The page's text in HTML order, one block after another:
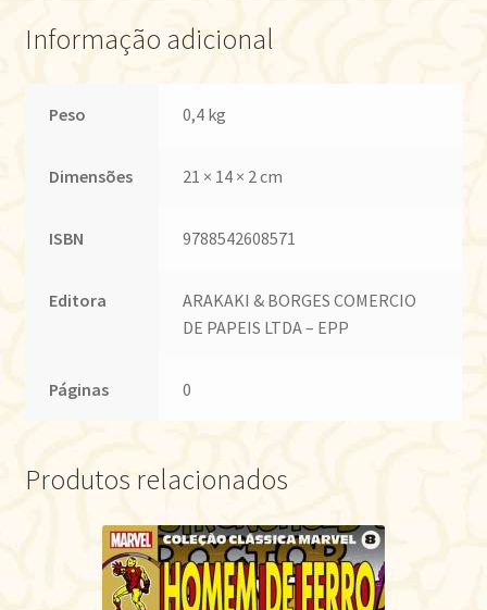
Informação adicional
Peso 0,4 kg
Dimensões 21 × 14 × 2 cm
ISBN 9788542608571
Editora
ARAKAKI & BORGES COMERCIO
DE PAPEIS LTDA – EPP
Páginas 0
Produtos relacionados